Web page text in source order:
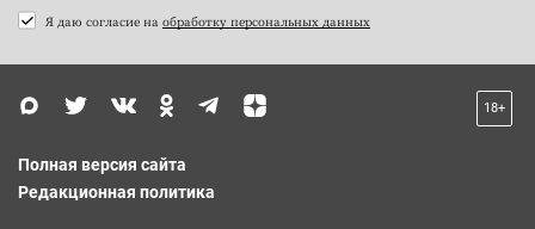
Я даю согласие на обработку персональных данных
18+
Полная версия сайта
Редакционная политика